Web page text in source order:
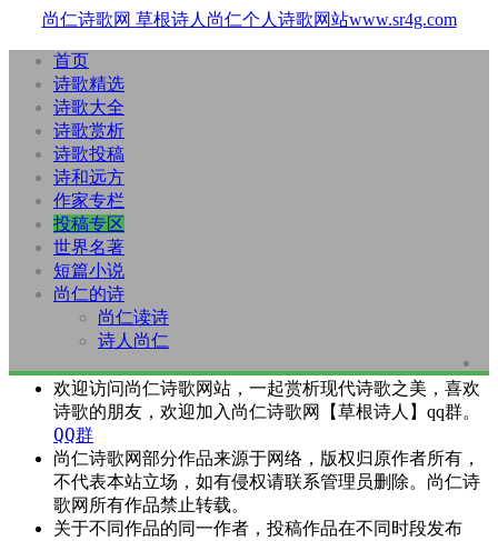
尚仁诗歌网 草根诗人尚仁个人诗歌网站www.sr4g.com
首页
诗歌精选
诗歌大全
诗歌赏析
诗歌投稿
诗和远方
作家专栏
投稿专区
世界名著
短篇小说
尚仁的诗
尚仁读诗
诗人尚仁
欢迎访问尚仁诗歌网站，一起赏析现代诗歌之美，喜欢
诗歌的朋友，欢迎加入尚仁诗歌网【草根诗人】qq群。
QQ群
尚仁诗歌网部分作品来源于网络，版权归原作者所有，
不代表本站立场，如有侵权请联系管理员删除。尚仁诗
歌网所有作品禁止转载。
关于不同作品的同一作者，投稿作品在不同时段发布